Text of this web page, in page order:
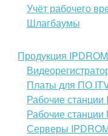
Учёт рабочего
Шлагбаумы
Продукция IPDROM
Платы для ПО
Рабочие станции
Рабочие станции
Серверы